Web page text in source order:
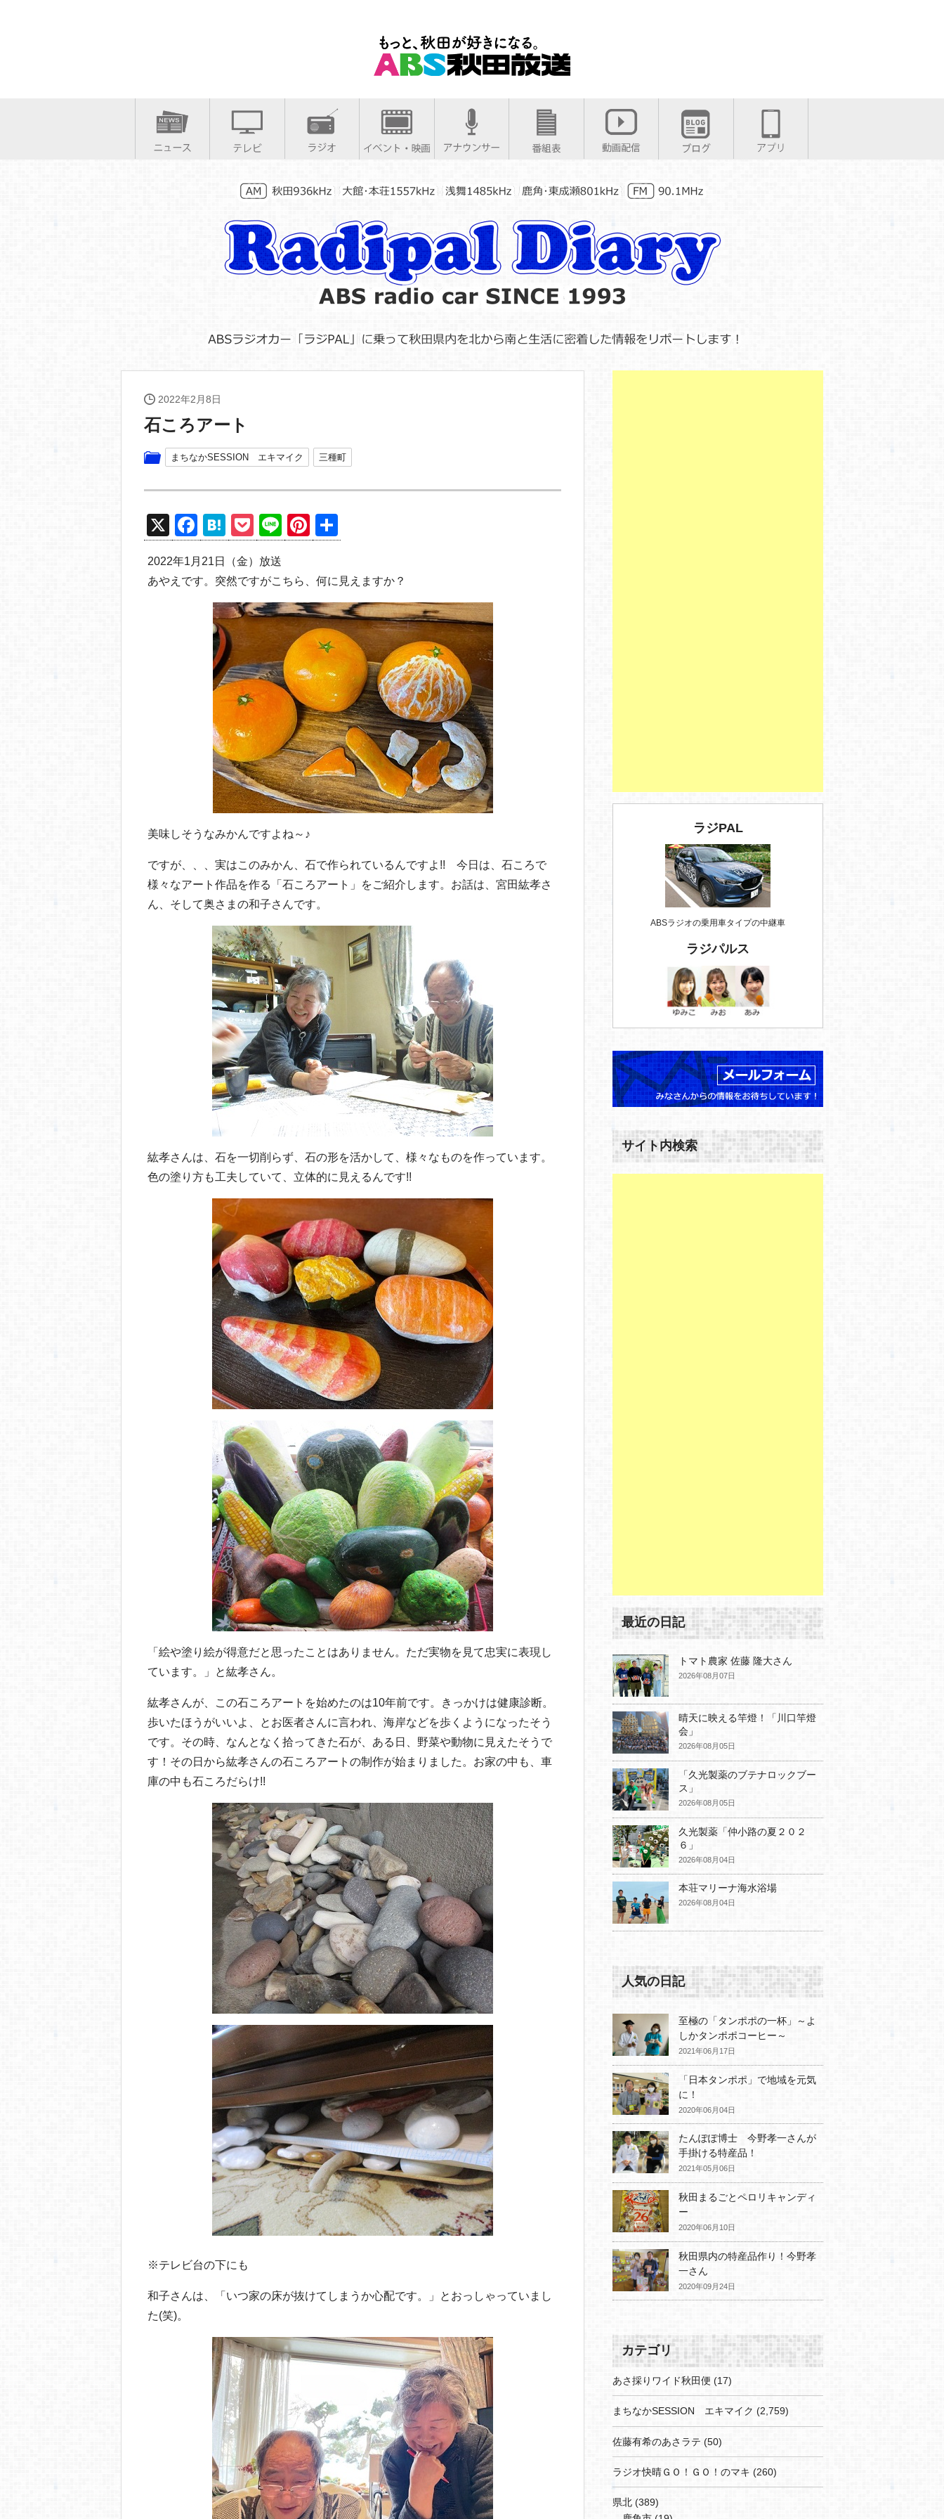
2022年2月8日
石ころアート
まちなかSESSION エキマイク 三種町
X
F
a
c
e
H
at
e
n
a
P
o
ck
et
Li
n
e
Pi
nt
er
e
st
有
2022年1月21日（金）放送
あやえです。突然ですがこちら、何に見えますか？
美味しそうなみかんですよね～♪
ですが、、、実はこのみかん、石で作られているんですよ!! 今日は、石ころで
様々なアート作品を作る「石ころアート」をご紹介します。お話は、宮田紘孝さ
ん、そして奥さまの和子さんです。
紘孝さんは、石を一切削らず、石の形を活かして、様々なものを作っています。
色の塗り方も工夫していて、立体的に見えるんです!!
「絵や塗り絵が得意だと思ったことはありません。ただ実物を見て忠実に表現し
ています。」と紘孝さん。
紘孝さんが、この石ころアートを始めたのは10年前です。きっかけは健康診断。
歩いたほうがいいよ、とお医者さんに言われ、海岸などを歩くようになったそう
です。その時、なんとなく拾ってきた石が、ある日、野菜や動物に見えたそうで
す！その日から紘孝さんの石ころアートの制作が始まりました。お家の中も、車
庫の中も石ころだらけ!!
※テレビ台の下にも
和子さんは、「いつ家の床が抜けてしまうか心配です。」とおっしゃっていまし
た(笑)。
ラジPAL
ABSラジオの乗用車タイプの中継車
ラジパルス
サイト内検索
最近の日記
トマト農家 佐藤 隆大さん
2026年08月07日
晴天に映える竿燈！「川口竿燈
会」
2026年08月05日
「久光製薬のブテナロックブー
ス」
2026年08月05日
久光製薬「仲小路の夏２０２
６」
2026年08月04日
本荘マリーナ海水浴場
2026年08月04日
人気の日記
至極の「タンポポの一杯」～よ
しかタンポポコーヒー～
2021年06月17日
「日本タンポポ」で地域を元気
に！
2020年06月04日
たんぽぽ博士 今野孝一さんが
手掛ける特産品！
2021年05月06日
秋田まるごとペロリキャンディ
ー
2020年06月10日
秋田県内の特産品作り！今野孝
一さん
2020年09月24日
カテゴリ
あさ採りワイド秋田便 (17)
まちなかSESSION エキマイク (2,759)
佐藤有希のあさラテ (50)
ラジオ快晴ＧＯ！ＧＯ！のマキ (260)
県北 (389)